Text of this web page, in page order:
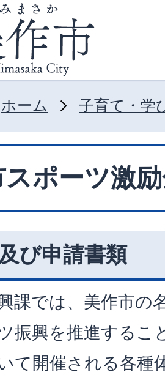
ホーム 子育て・学
スポーツ激
び申請書類
課では、美作市の
振興を推進するこ
て開催される各種